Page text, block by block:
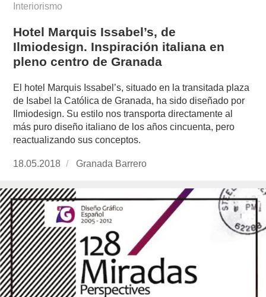
Interiorismo
Hotel Marquis Issabel’s, de
Ilmiodesign. Inspiración italiana en
pleno centro de Granada
El hotel Marquis Issabel’s, situado en la transitada plaza
de Isabel la Católica de Granada, ha sido diseñado por
Ilmiodesign. Su estilo nos transporta directamente al
más puro diseño italiano de los años cincuenta, pero
reactualizando sus conceptos.
Publicado
18.05.2018 https://www.experimenta.es/author/
Granada Barrero